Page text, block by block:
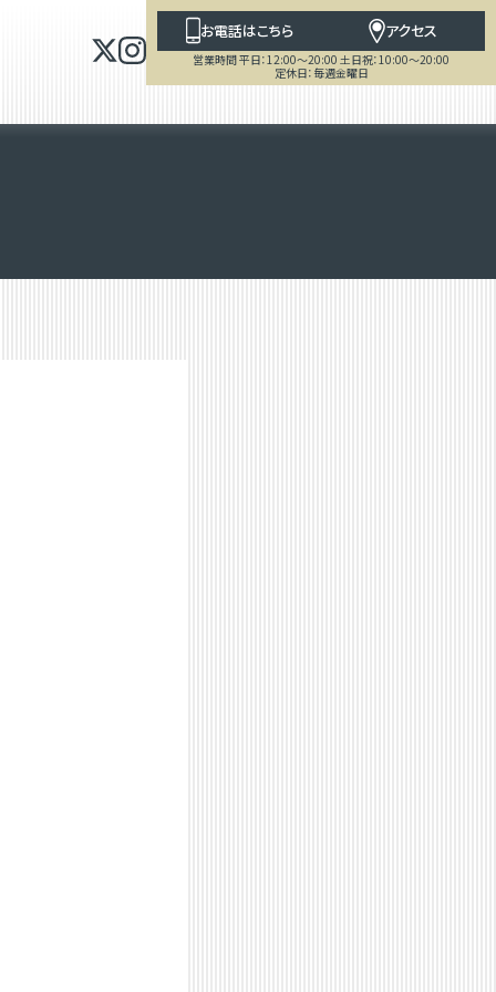
お電話はこちら アクセス
営業時間 平日：12:00～20:00 土日祝：10:00～20:00
定休日：毎週金曜日